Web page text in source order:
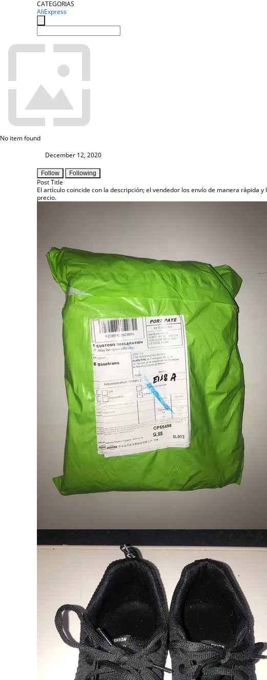
CATEGORIAS
AliExpress
No item found
December 12, 2020
Follow Following
Post Title
El artículo coincide con la descripción; el vendedor los envío de manera rápida
precio.